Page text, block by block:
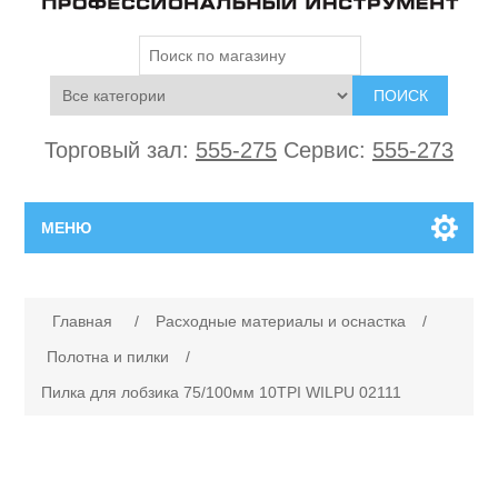
ПОИСК
Торговый зал: 555-275 Сервис: 555-273
МЕНЮ
Главная / Расходные материалы и оснастка
/
Полотна и пилки
/
Пилка для лобзика 75/100мм 10TPI WILPU 02111